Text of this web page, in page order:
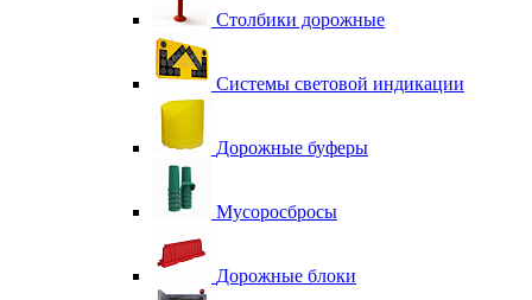
Столбики дорожные
Системы световой индикации
Дорожные буферы
Мусоросбросы
Дорожные блоки